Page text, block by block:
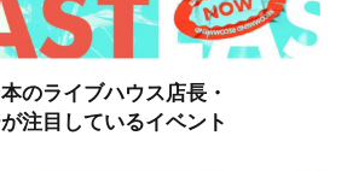
のライブハウス店長・
注目しているイベント